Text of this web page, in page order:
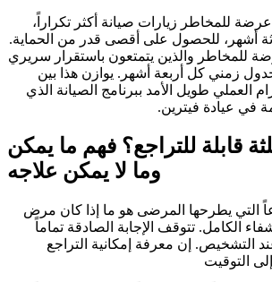
للمخاطر زيارات صيانة أكثر تكراراً،
أشهر، للحصول على أقصى قدر من الحماية.
للمخاطر والذين يتمتعون باستقرار سريري
زمني كل أربعة أشهر. يوازن هذا بين
العملي طويل الأمد ببرنامج الصيانة الذي
في عيادة فيترين.
قابلة للتراجع؟ فهم ما يمكن
وما لا يمكن علاجه
التي يطرحها المرضى هو ما إذا كان مرض
الكامل. تتوقف الإجابة الصادقة تماماً
التشخيص. إن معرفة إمكانية التراجع